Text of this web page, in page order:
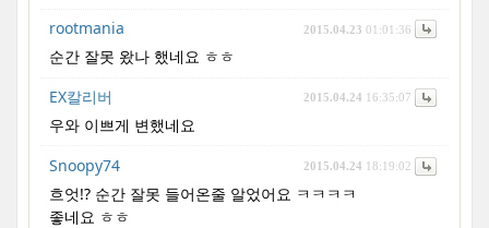
2015.04.23 01:01:36
rootmania
순간 잘못 왔나 했네요 ㅎㅎ
2015.04.24 16:35:07
EX칼리버
우와 이쁘게 변했네요
2015.04.24 18:19:02
Snoopy74
흐엇!? 순간 잘못 들어온줄 알었어요 ㅋㅋㅋㅋ
좋네요 ㅎㅎ